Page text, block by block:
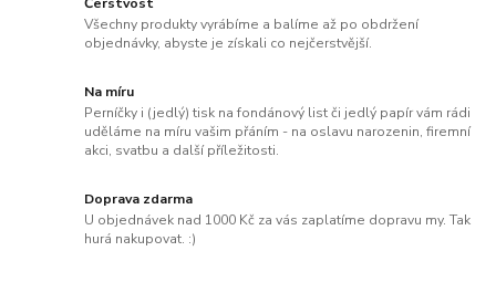
Všechny produkty vyrábíme a balíme až po obdržení
objednávky, abyste je získali co nejčerstvější.
Na míru
Perníčky i (jedlý) tisk na fondánový list či jedlý papír vám rádi
uděláme na míru vašim přáním - na oslavu narozenin, firemní
akci, svatbu a další příležitosti.
Doprava zdarma
U objednávek nad 1000 Kč za vás zaplatíme dopravu my. Tak
hurá nakupovat. :)